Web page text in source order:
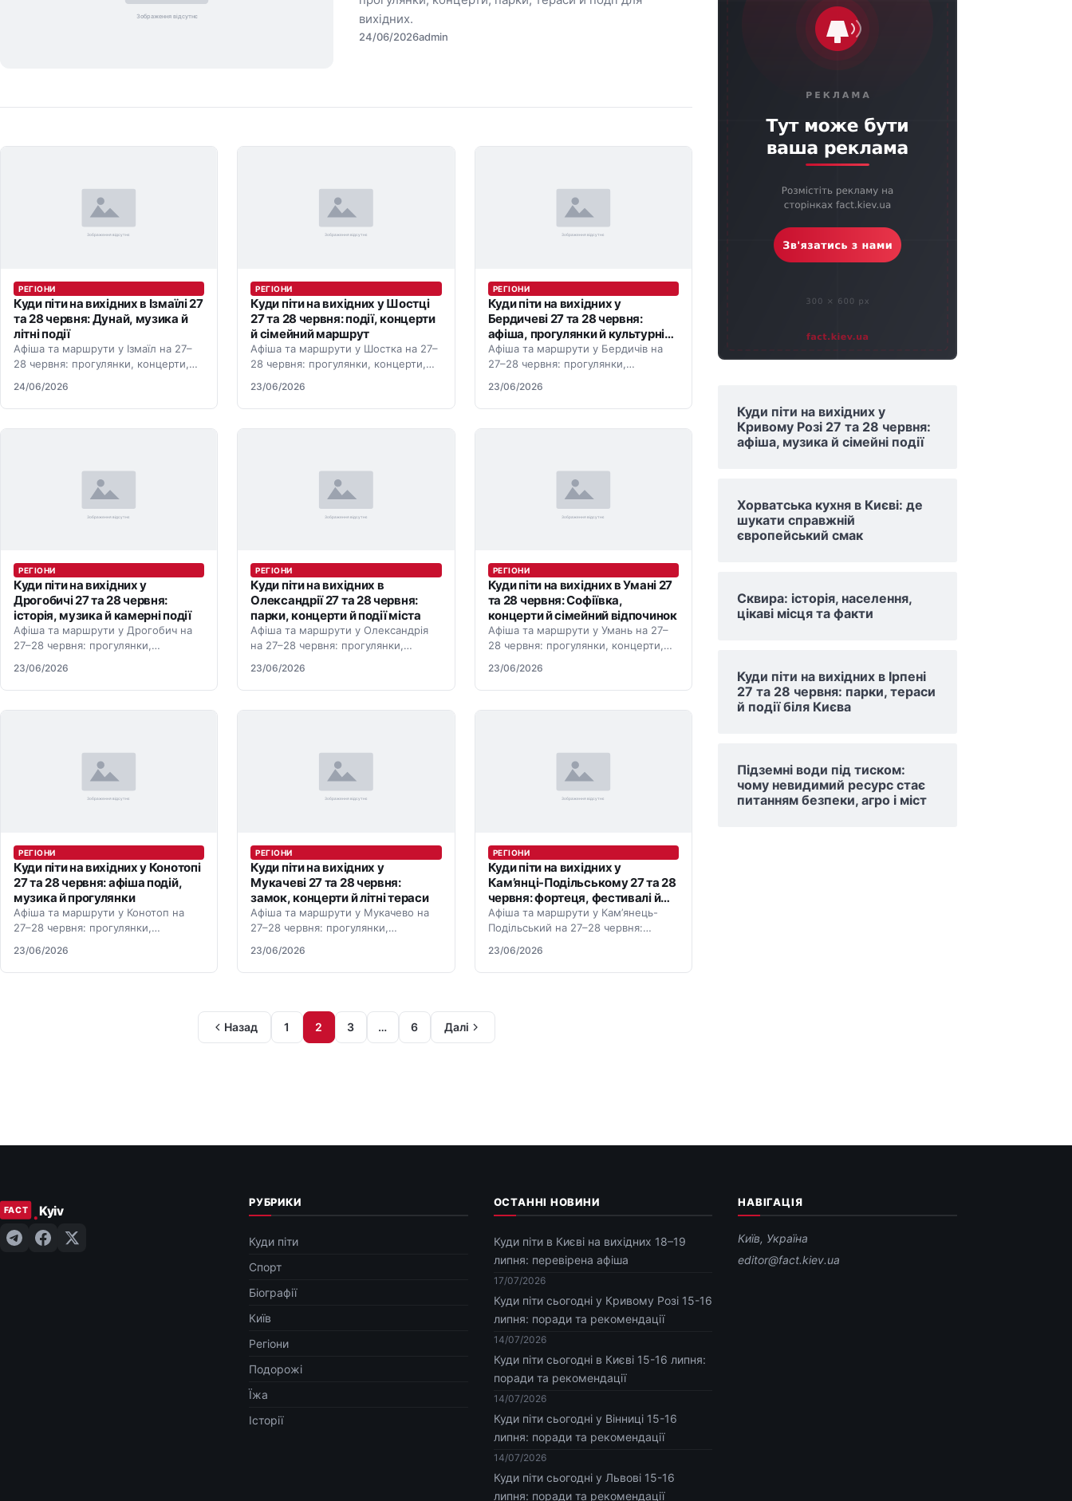
вихідних.
24/06/2026admin
РЕГІОНИ
Куди піти на вихідних в Ізмаїлі 27
та 28 червня: Дунай, музика й
літні події
Афіша та маршрути у Ізмаїл на 27–
28 червня: прогулянки, концерти,
24/06/2026
РЕГІОНИ
Куди піти на вихідних у Шостці
27 та 28 червня: події, концерти
й сімейний маршрут
Афіша та маршрути у Шостка на 27–
28 червня: прогулянки, концерти,
23/06/2026
РЕГІОНИ
Куди піти на вихідних у
Бердичеві 27 та 28 червня:
афіша, прогулянки й культурні
місця
Афіша та маршрути у Бердичів на
27–28 червня: прогулянки,
вихідних.
23/06/2026
РЕГІОНИ
Куди піти на вихідних у
Дрогобичі 27 та 28 червня:
історія, музика й камерні події
Афіша та маршрути у Дрогобич на
27–28 червня: прогулянки,
вихідних.
23/06/2026
РЕГІОНИ
Куди піти на вихідних в
Олександрії 27 та 28 червня:
парки, концерти й події міста
Афіша та маршрути у Олександрія
на 27–28 червня: прогулянки,
вихідних.
23/06/2026
РЕГІОНИ
Куди піти на вихідних в Умані 27
та 28 червня: Софіївка,
концерти й сімейний відпочинок
Афіша та маршрути у Умань на 27–
28 червня: прогулянки, концерти,
23/06/2026
РЕГІОНИ
Куди піти на вихідних у Конотопі
27 та 28 червня: афіша подій,
музика й прогулянки
Афіша та маршрути у Конотоп на
27–28 червня: прогулянки,
вихідних.
23/06/2026
РЕГІОНИ
Куди піти на вихідних у
Мукачеві 27 та 28 червня:
замок, концерти й літні тераси
Афіша та маршрути у Мукачево на
27–28 червня: прогулянки,
вихідних.
23/06/2026
РЕГІОНИ
Куди піти на вихідних у
Кам’янці-Подільському 27 та 28
червня: фортеця, фестивалі й
прогулянки
Афіша та маршрути у Кам’янець-
Подільський на 27–28 червня:
тераси й події для вихідних.
23/06/2026
Назад 1 2 3 … 6 Далі
Куди піти на вихідних у
Кривому Розі 27 та 28 червня:
афіша, музика й сімейні події
Хорватська кухня в Києві: де
шукати справжній
європейський смак
Сквира: історія, населення,
цікаві місця та факти
Куди піти на вихідних в Ірпені
27 та 28 червня: парки, тераси
й події біля Києва
Підземні води під тиском:
чому невидимий ресурс стає
питанням безпеки, агро і міст
РУБРИКИ
Куди піти
Спорт
Біографії
Київ
Регіони
Подорожі
Їжа
Історії
ОСТАННІ НОВИНИ
Куди піти в Києві на вихідних 18–19
липня: перевірена афіша
17/07/2026
Куди піти сьогодні у Кривому Розі 15-16
липня: поради та рекомендації
14/07/2026
Куди піти сьогодні в Києві 15-16 липня:
поради та рекомендації
14/07/2026
Куди піти сьогодні у Вінниці 15-16
липня: поради та рекомендації
14/07/2026
Куди піти сьогодні у Львові 15-16
липня: поради та рекомендації
НАВІГАЦІЯ
Київ, Україна
editor@fact.kiev.ua